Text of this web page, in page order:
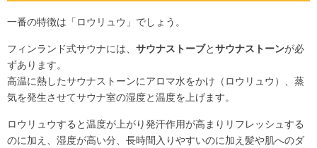
一番の特徴は「ロウリュウ」でしょう。
フィンランド式サウナには、 サウナストーブとサウナストーンが必
ずあります。
高温に熱したサウナストーンにアロマ水をかけ（ロウリュウ）、蒸
気を発生させてサウナ室の湿度と温度を上げます。
ロウリュウすると温度が上がり発汗作用が高まりリフレッシュする
のに加え、湿度が高い分、長時間入りやすいのに加え髪や肌へのダ